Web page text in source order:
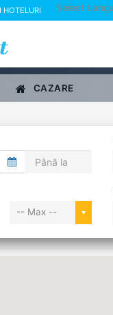
HOTELURI Select
CAZARE
-- Max --